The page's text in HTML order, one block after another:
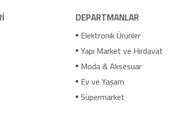
DEPARTMANLAR
Elektronik Ürünler
Yapı Market ve Hırdavat
Moda & Aksesuar
Ev ve Yaşam
Süpermarket